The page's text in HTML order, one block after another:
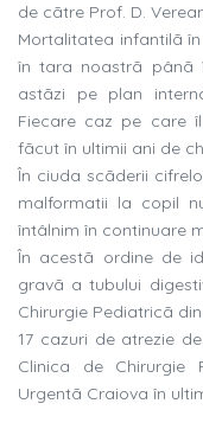
de cãtre Prof. D.
Mortalitatea infantilã
în tara noastrã pânã
astãzi pe plan
Fiecare caz pe care
fãcut în ultimii ani de
În ciuda scãderii
malformatii la copil
întâlnim în continuare
În acestã ordine de
gravã a tubului
Chirurgie Pediatricã
17 cazuri de atrezie
Clinica de Chirurgie
Urgentã Craiova în